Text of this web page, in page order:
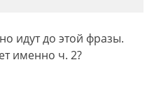
идут до этой фразы.
именно ч. 2?